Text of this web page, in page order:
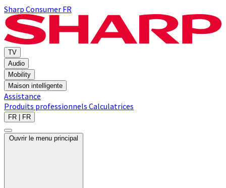
Sharp Consumer FR
TV
Audio
Mobility
Maison intelligente
Assistance
Produits professionnels Calculatrices
FR | FR
Ouvrir le menu principal